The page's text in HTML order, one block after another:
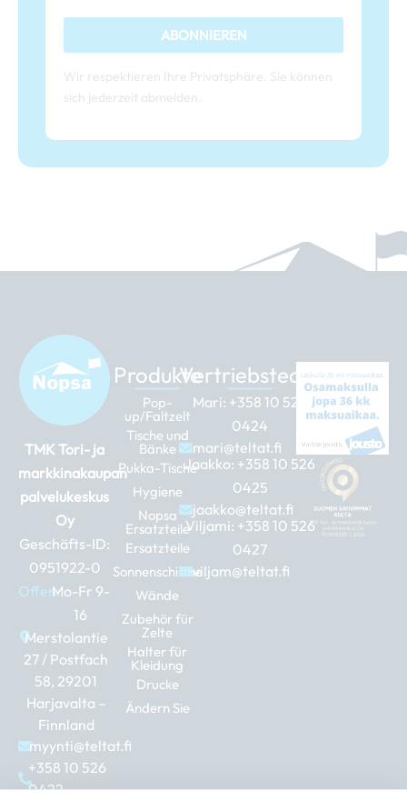
ABONNIEREN
TMK Tori- ja
markkinakaupan
palvelukeskus
Oy
Geschäfts-ID:
0951922-0
Offen:Mo-Fr 9-
16
Merstolantie
27 / Postfach
58, 29201
Harjavalta –
Finnland
myynti@teltat.fi
+358 10 526
0422
Produkte
Pop-
up/Faltzelt
Tische und
Bänke
Pukka-Tische
Hygiene
Nopsa
Ersatzteile
Ersatzteile
Sonnenschirme
Wände
Zubehör für
Zelte
Halter für
Kleidung
Drucke
Ändern Sie
Vertriebsteam
Mari: +358 10 526
0424
mari@teltat.fi
Jaakko: +358 10 526
0425
jaakko@teltat.fi
Viljami: +358 10 526
0427
viljam@teltat.fi